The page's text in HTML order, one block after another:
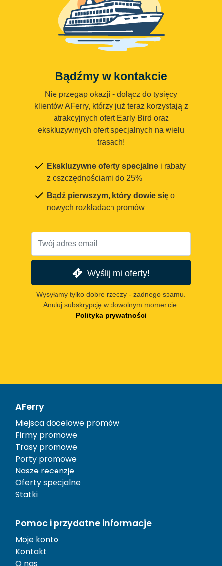
Bądźmy w kontakcie
Nie przegap okazji - dołącz do tysięcy
klientów AFerry, którzy już teraz korzystają z
atrakcyjnych ofert Early Bird oraz
ekskluzywnych ofert specjalnych na wielu
trasach!
Ekskluzywne oferty specjalne i rabaty
z oszczędnościami do 25%
Bądź pierwszym, który dowie się o
nowych rozkładach promów
Wyślij mi oferty!
Wysyłamy tylko dobre rzeczy - żadnego spamu.
Anuluj subskrypcję w dowolnym momencie.
Polityka prywatności
AFerry
Miejsca docelowe promów
Firmy promowe
Trasy promowe
Porty promowe
Nasze recenzje
Oferty specjalne
Statki
Pomoc i przydatne informacje
Moje konto
Kontakt
O nas